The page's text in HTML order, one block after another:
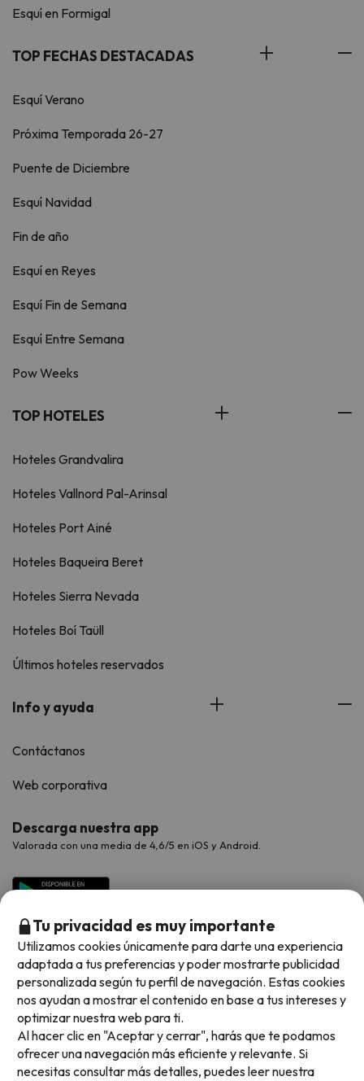
Esquí en Formigal
TOP FECHAS DESTACADAS
Esquí Verano
Próxima Temporada 26-27
Puente de Diciembre
Esquí Navidad
Fin de año
Esquí en Reyes
Esquí Fin de Semana
Esquí Entre Semana
Pow Weeks
TOP HOTELES
Hoteles Grandvalira
Hoteles Vallnord Pal-Arinsal
Hoteles Port Ainé
Hoteles Baqueira Beret
Hoteles Sierra Nevada
Hoteles Boí Taüll
Últimos hoteles reservados
Info y ayuda
Contáctanos
Web corporativa
Descarga nuestra app
Valorada con una media de 4,6/5 en iOS y Android.
Métodos de pago disponibles
Tu privacidad es muy importante
Utilizamos cookies únicamente para darte una experiencia
adaptada a tus preferencias y poder mostrarte publicidad
personalizada según tu perfil de navegación. Estas cookies
nos ayudan a mostrar el contenido en base a tus intereses y
optimizar nuestra web para ti.
Al hacer clic en "Aceptar y cerrar", harás que te podamos
ofrecer una navegación más eficiente y relevante. Si
necesitas consultar más detalles, puedes leer nuestra